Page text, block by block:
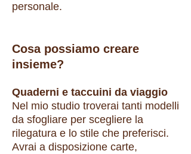
personale.
Cosa possiamo creare
insieme?
Quaderni e taccuini da viaggio
Nel mio studio troverai tanti modelli
da sfogliare per scegliere la
rilegatura e lo stile che preferisci.
Avrai a disposizione carte,